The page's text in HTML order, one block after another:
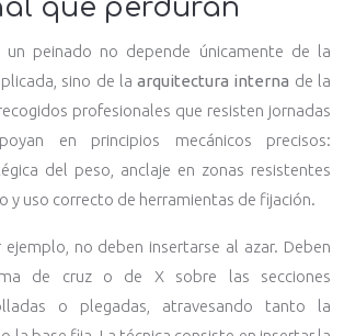
que perduran
un peinado no depende únicamente de la
sino de laarquitectura interna de la
profesionales que resisten jornadas
en principios mecánicos precisos:
del peso, anclaje en zonas resistentes
y uso correcto de herramientas de fijación.
ejemplo, no deben insertarse al azar. Deben
de cruz o de X sobre las secciones
o plegadas, atravesando tanto la